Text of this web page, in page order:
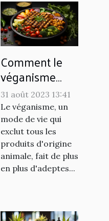
Comment le
véganisme
influence le
marché de
l'alimentation
31 août 2023 13:41
Le véganisme, un
mode de vie qui
exclut tous les
produits d'origine
animale, fait de plus
en plus d'adeptes...